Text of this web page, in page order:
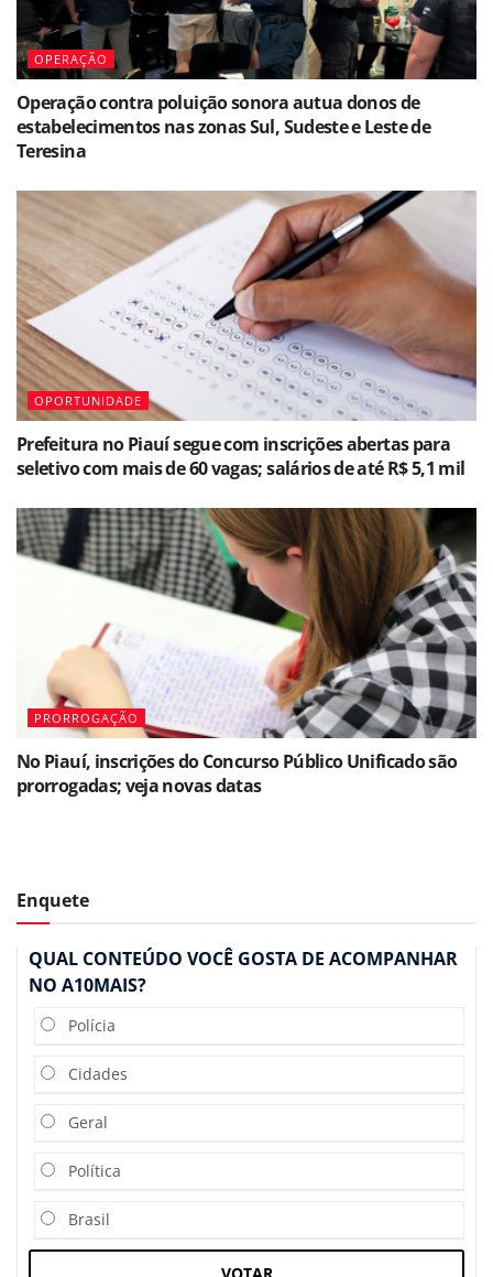
OPERAÇÃO
Operação contra poluição sonora autua donos de
estabelecimentos nas zonas Sul, Sudeste e Leste de
Teresina
OPORTUNIDADE
Prefeitura no Piauí segue com inscrições abertas para
seletivo com mais de 60 vagas; salários de até R$ 5,1 mil
PRORROGAÇÃO
No Piauí, inscrições do Concurso Público Unificado são
prorrogadas; veja novas datas
Enquete
QUAL CONTEÚDO VOCÊ GOSTA DE ACOMPANHAR
NO A10MAIS?
Polícia
Cidades
Geral
Política
Brasil